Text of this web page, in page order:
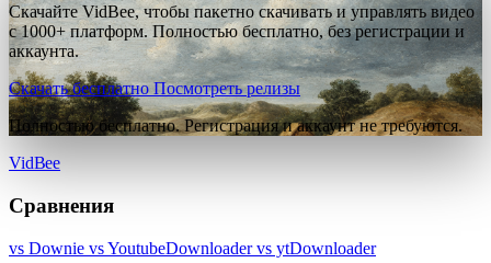
Скачайте VidBee, чтобы пакетно скачивать и управлять видео
с 1000+ платформ. Полностью бесплатно, без регистрации и
аккаунта.
Скачать бесплатно Посмотреть релизы
Полностью бесплатно. Регистрация и аккаунт не требуются.
VidBee
Сравнения
vs Downie vs YoutubeDownloadervs ytDownloader